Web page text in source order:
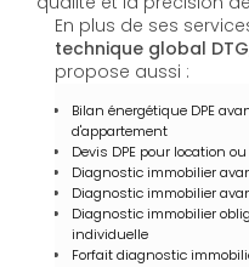
En plus de ses
technique global DTG,
propose aussi :
Bilan énergétique DPE
d'appartement
Devis DPE pour location
Diagnostic immobilier
Diagnostic immobilier
Diagnostic immobilier
individuelle
Forfait diagnostic